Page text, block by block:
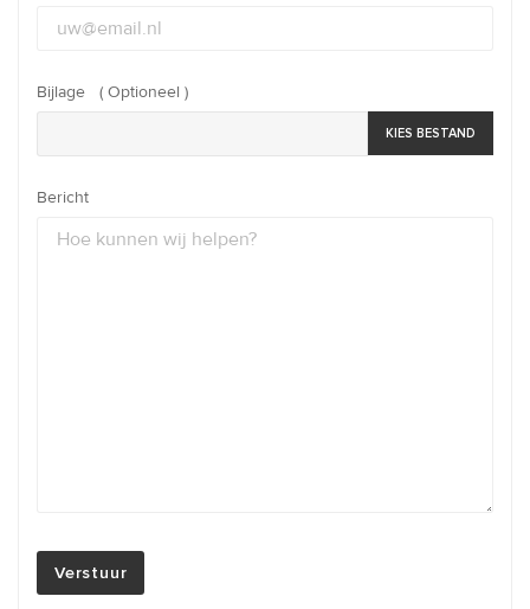
Bijlage ( Optioneel )
KIES BESTAND
Bericht
Verstuur